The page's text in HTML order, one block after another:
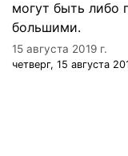
могут быть либо
большими.
15 августа 2019 г.
четверг, 15 августа